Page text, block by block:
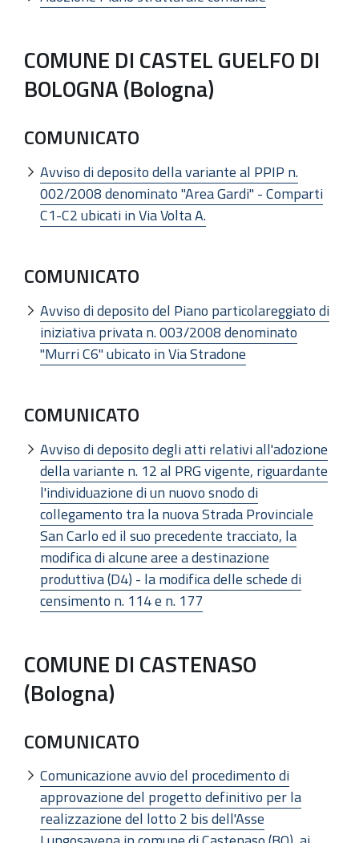
COMUNE DI CASTEL GUELFO DI
BOLOGNA (Bologna)
COMUNICATO
Avviso di deposito della variante al PPIP n.
002/2008 denominato "Area Gardi" - Comparti
C1-C2 ubicati in Via Volta A.
COMUNICATO
Avviso di deposito del Piano particolareggiato di
iniziativa privata n. 003/2008 denominato
"Murri C6" ubicato in Via Stradone
COMUNICATO
Avviso di deposito degli atti relativi all'adozione
della variante n. 12 al PRG vigente, riguardante
l'individuazione di un nuovo snodo di
collegamento tra la nuova Strada Provinciale
San Carlo ed il suo precedente tracciato, la
modifica di alcune aree a destinazione
produttiva (D4) - la modifica delle schede di
censimento n. 114 e n. 177
COMUNE DI CASTENASO
(Bologna)
COMUNICATO
Comunicazione avvio del procedimento di
approvazione del progetto definitivo per la
realizzazione del lotto 2 bis dell'Asse